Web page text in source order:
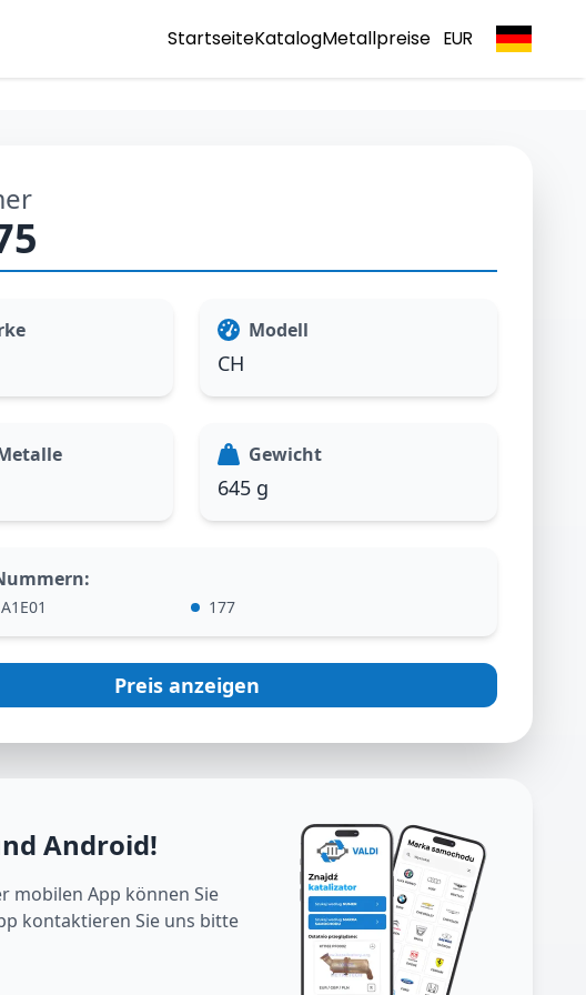
StartseiteKatalogMetallpreise EUR
Modell
CH
Gewicht
645 g
:
177
Preis anzeigen
Android!
mobilen App können Sie
kontaktieren Sie uns bitte